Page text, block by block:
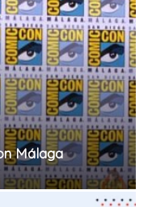
Málaga